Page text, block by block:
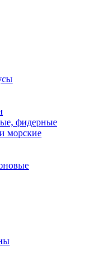
фидерные
морские